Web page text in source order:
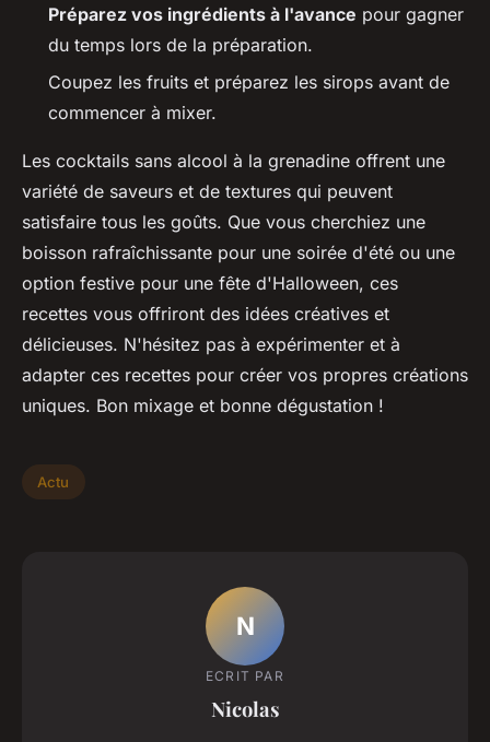
Préparez vos ingrédients à l'avance pour gagner
du temps lors de la préparation.
Coupez les fruits et préparez les sirops avant de
commencer à mixer.
Les cocktails sans alcool à la grenadine offrent une
variété de saveurs et de textures qui peuvent
satisfaire tous les goûts. Que vous cherchiez une
boisson rafraîchissante pour une soirée d'été ou une
option festive pour une fête d'Halloween, ces
recettes vous offriront des idées créatives et
délicieuses. N'hésitez pas à expérimenter et à
adapter ces recettes pour créer vos propres créations
uniques. Bon mixage et bonne dégustation !
Actu
N
ECRIT PAR
Nicolas